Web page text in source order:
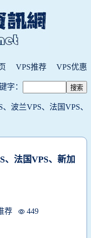
VPS推荐 VPS优惠
字：
波兰VPS、法国VPS、
、法国VPS、新加
荐 449